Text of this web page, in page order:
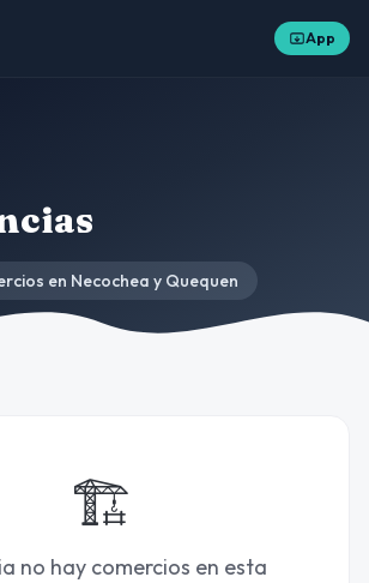
App
en Necochea y Quequen
🏗️
no hay comercios en esta